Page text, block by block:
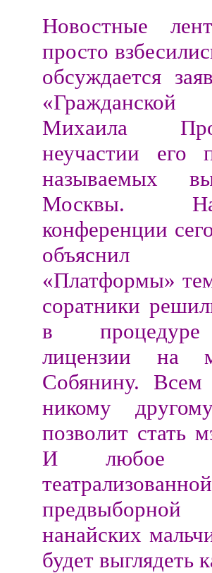
Новостные
просто
обсуждается
Михаила
неучастии его
называемых
Москвы.
конференции
объяснил
«Платформы»
соратники
в процедуре
лицензии на
Собянину. Всем
никому
позволит стать
И любое
театрализованной
нанайских
будет выглядеть